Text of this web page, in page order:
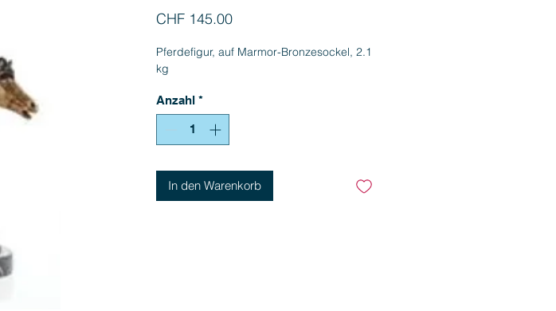
CHF 145.00Preis
Pferdefigur, auf Marmor-Bronzesockel, 2.1
kg
Anzahl *
In den Warenkorb